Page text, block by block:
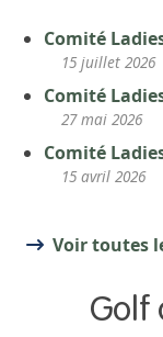
Comité
15 juillet 2026
Comité
27 mai 2026
Comité
15 avril 2026
Voir toutes
Golf